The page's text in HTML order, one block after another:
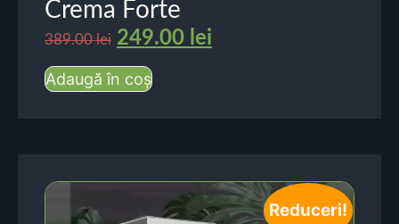
Crema Forte
389.00lei 249.00 lei
Adaugă în coș
Reduceri!